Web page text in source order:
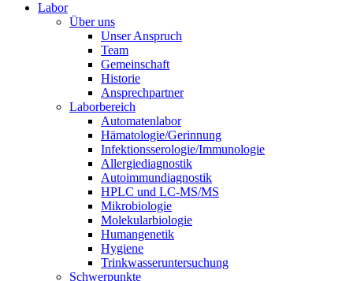
Labor
Über uns
Unser Anspruch
Team
Gemeinschaft
Historie
Ansprechpartner
Laborbereich
Automatenlabor
Hämatologie/Gerinnung
Infektionsserologie/Immunologie
Allergiediagnostik
Autoimmundiagnostik
HPLC und LC-MS/MS
Mikrobiologie
Molekularbiologie
Humangenetik
Hygiene
Trinkwasseruntersuchung
Schwerpunkte